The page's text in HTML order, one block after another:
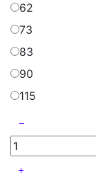
62
73
83
90
115